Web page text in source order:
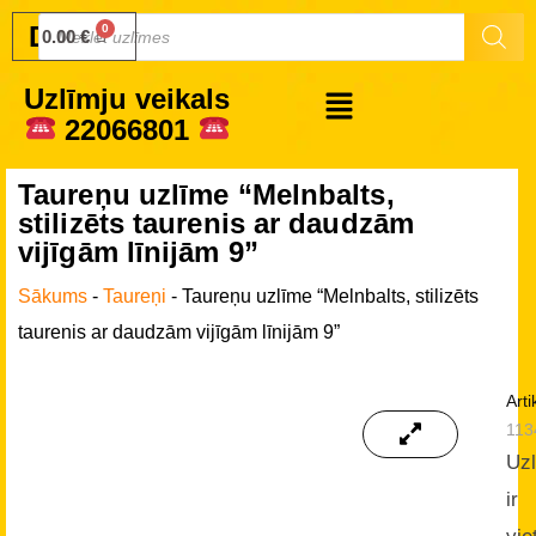
Druku.lv
0.00€
Uzlīmju veikals
22066801
Taureņu uzlīme “Melnbalts,
stilizēts taurenis ar daudzām
vijīgām līnijām 9”
Sākums - Taureņi - Taureņu uzlīme “Melnbalts, stilizēts
taurenis ar daudzām vijīgām līnijām 9”
ir